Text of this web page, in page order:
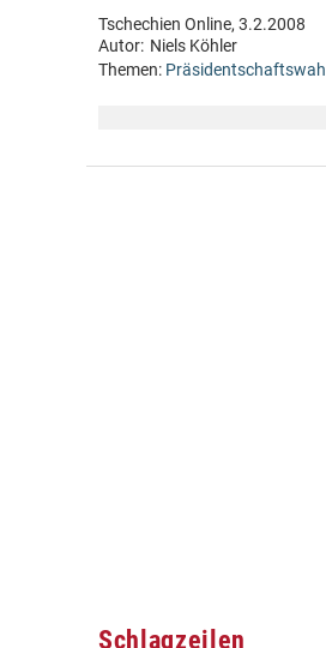
Tschechien Online, 3.2.2008
Autor: Niels Köhler
Themen: Präsidentschaftswahl
Schlagzeilen